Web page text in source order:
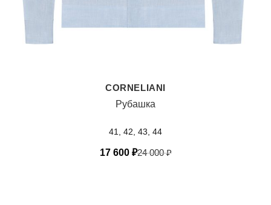
CORNELIANI
Рубашка
41, 42, 43, 44
17 600 ₽24 000₽